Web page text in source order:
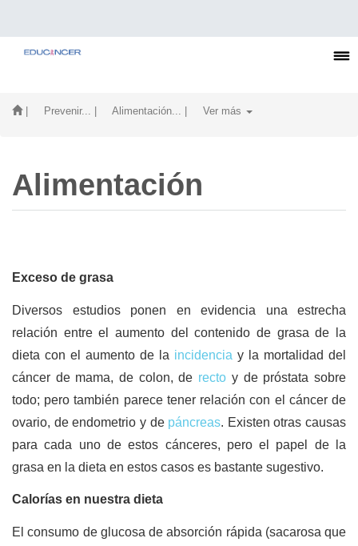
| Prevenir... | Alimentación... | Ver más
Alimentación
Exceso de grasa
Diversos estudios ponen en evidencia una estrecha
relación entre el aumento del contenido de grasa de la
dieta con el aumento de la incidencia y la mortalidad del
cáncer de mama, de colon, de recto y de próstata sobre
todo; pero también parece tener relación con el cáncer de
ovario, de endometrio y de páncreas. Existen otras causas
para cada uno de estos cánceres, pero el papel de la
grasa en la dieta en estos casos es bastante sugestivo.
Calorías en nuestra dieta
El consumo de glucosa de absorción rápida (sacarosa que